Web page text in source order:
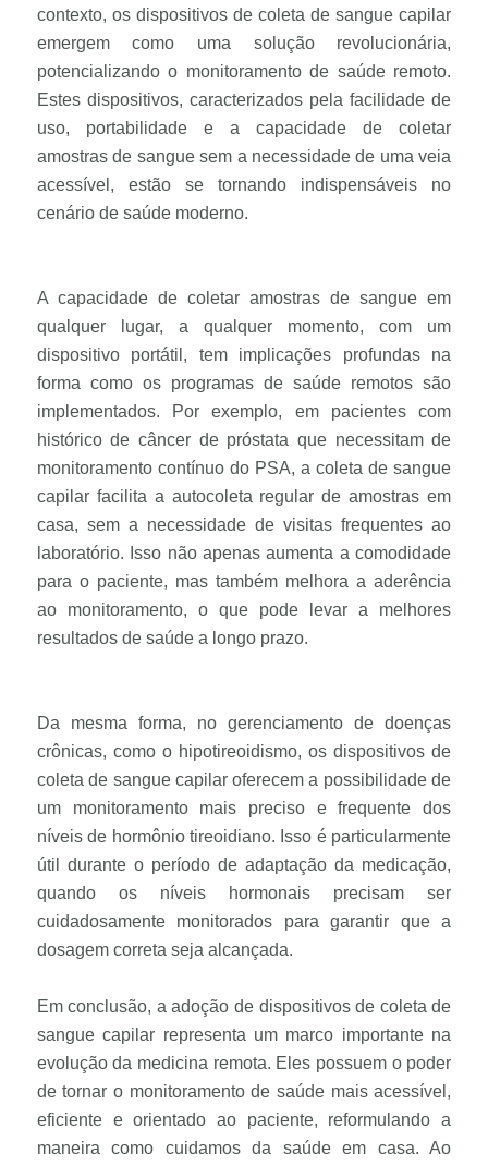
contexto, os dispositivos de coleta de sangue capilar
emergem como uma solução revolucionária,
potencializando o monitoramento de saúde remoto.
Estes dispositivos, caracterizados pela facilidade de
uso, portabilidade e a capacidade de coletar
amostras de sangue sem a necessidade de uma veia
acessível, estão se tornando indispensáveis no
cenário de saúde moderno.
A capacidade de coletar amostras de sangue em
qualquer lugar, a qualquer momento, com um
dispositivo portátil, tem implicações profundas na
forma como os programas de saúde remotos são
implementados. Por exemplo, em pacientes com
histórico de câncer de próstata que necessitam de
monitoramento contínuo do PSA, a coleta de sangue
capilar facilita a autocoleta regular de amostras em
casa, sem a necessidade de visitas frequentes ao
laboratório. Isso não apenas aumenta a comodidade
para o paciente, mas também melhora a aderência
ao monitoramento, o que pode levar a melhores
resultados de saúde a longo prazo.
Da mesma forma, no gerenciamento de doenças
crônicas, como o hipotireoidismo, os dispositivos de
coleta de sangue capilar oferecem a possibilidade de
um monitoramento mais preciso e frequente dos
níveis de hormônio tireoidiano. Isso é particularmente
útil durante o período de adaptação da medicação,
quando os níveis hormonais precisam ser
cuidadosamente monitorados para garantir que a
dosagem correta seja alcançada.
Em conclusão, a adoção de dispositivos de coleta de
sangue capilar representa um marco importante na
evolução da medicina remota. Eles possuem o poder
de tornar o monitoramento de saúde mais acessível,
eficiente e orientado ao paciente, reformulando a
maneira como cuidamos da saúde em casa. Ao